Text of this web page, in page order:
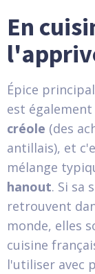
En
Épice
est
créole (des
antillais), et
mélange
hanout. Si sa
retrouvent
monde, elles
cuisine
l'utiliser avec